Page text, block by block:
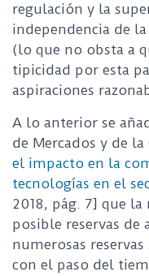
regulación y la
independencia de
(lo que no obsta a
tipicidad por esta
aspiraciones
A lo anterior se
de Mercados y de
el impacto en la
tecnologías en el
2018, pág. 7] que
posible reservas de
numerosas
con el paso del